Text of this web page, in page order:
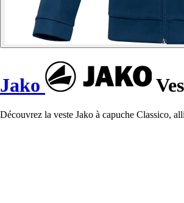
Jako
Découvrez la veste Jako à capuche Classico,